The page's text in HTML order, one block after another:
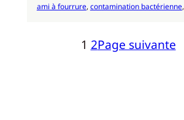
ami à fourrure, contamination bactérienne,
1 2Page suivante